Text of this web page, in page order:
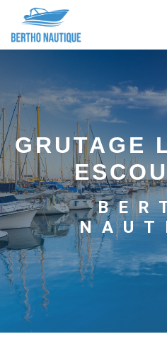
GRUTAGE LA BAULE-
BERTHO
Panneau de gestion des cookies